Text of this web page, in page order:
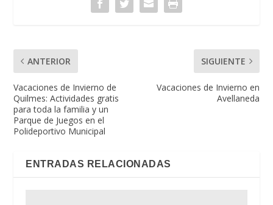
ANTERIOR
Vacaciones de Invierno de
Quilmes: Actividades gratis
para toda la familia y un
Parque de Juegos en el
Polideportivo Municipal
SIGUIENTE
Vacaciones de Invierno en
Avellaneda
ENTRADAS RELACIONADAS